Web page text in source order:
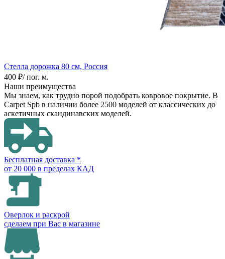
Стелла дорожка 80 см, Россия
400 ₽/ пог. м.
Наши преимущества
Мы знаем, как трудно порой подобрать ковровое покрытие. В
Carpet Spb в наличии более 2500 моделей от классических до
аскетичных скандинавских моделей.
Бесплатная доставка *
от 20 000 в пределах КАД
Оверлок и раскрой
сделаем при Вас в магазине